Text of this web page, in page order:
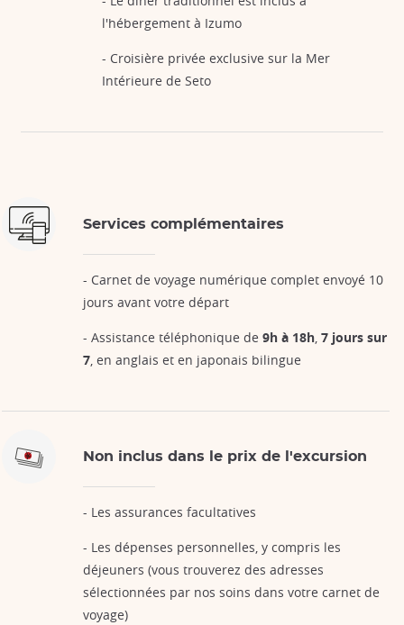
l'hébergement à Izumo
- Croisière privée exclusive sur la Mer
Intérieure de Seto
Services complémentaires
- Carnet de voyage numérique complet envoyé 10
jours avant votre départ
- Assistance téléphonique de 9h à 18h, 7 jours sur
7, en anglais et en japonais bilingue
Non inclus dans le prix de l'excursion
- Les assurances facultatives
- Les dépenses personnelles, y compris les
déjeuners (vous trouverez des adresses
sélectionnées par nos soins dans votre carnet de
voyage)